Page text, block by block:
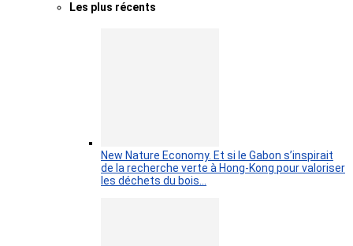
Les plus récents
New Nature Economy. Et si le Gabon s’inspirait
de la recherche verte à Hong-Kong pour valoriser
les déchets du bois…